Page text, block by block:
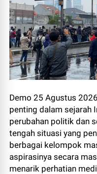
Demo 25 Agustus
penting dalam sejarah
perubahan politik dan
tengah situasi yang
berbagai kelompok
aspirasinya secara
menarik perhatian